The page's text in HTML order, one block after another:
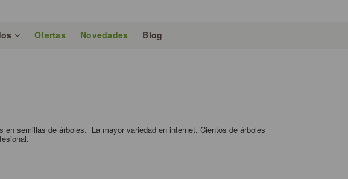
Ofertas Novedades Blog
en semillas de árboles. La mayor variedad en internet. Cientos de árboles